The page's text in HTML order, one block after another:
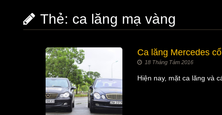
Thẻ: ca lăng mạ vàng
Ca lăng Mercedes
18 Tháng Tám 2016
Hiện nay, mặt ca lăng và